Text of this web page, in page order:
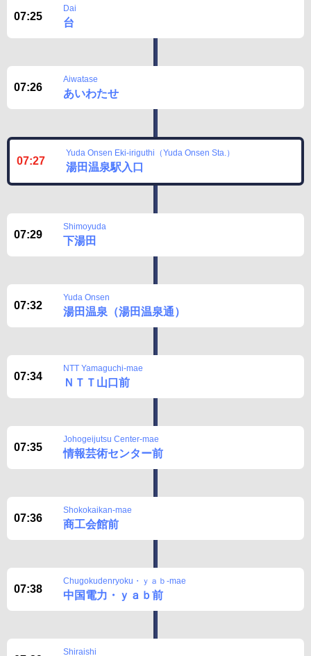
07:25
Dai
台
07:26
Aiwatase
あいわたせ
07:27
Yuda Onsen Eki-iriguthi（Yuda Onsen Sta.）
湯田温泉駅入口
07:29
Shimoyuda
下湯田
07:32
Yuda Onsen
湯田温泉（湯田温泉通）
07:34
NTT Yamaguchi-mae
ＮＴＴ山口前
07:35
Johogeijutsu Center-mae
情報芸術センター前
07:36
Shokokaikan-mae
商工会館前
07:38
Chugokudenryoku・ｙａｂ-mae
中国電力・ｙａｂ前
Shiraishi